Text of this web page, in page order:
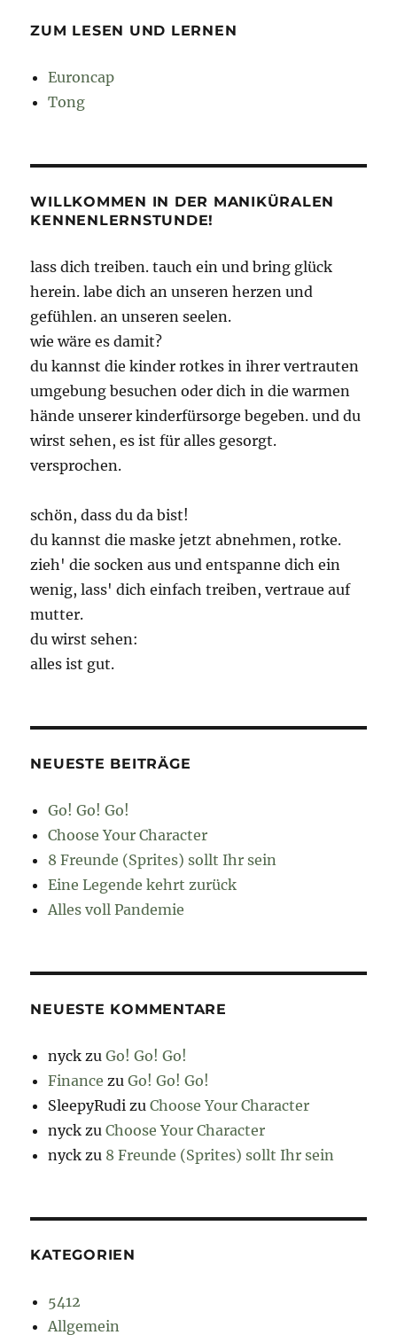
ZUM LESEN UND LERNEN
Euroncap
Tong
WILLKOMMEN IN DER MANIKÜRALEN
KENNENLERNSTUNDE!
lass dich treiben. tauch ein und bring glück
herein. labe dich an unseren herzen und
gefühlen. an unseren seelen.
wie wäre es damit?
du kannst die kinder rotkes in ihrer vertrauten
umgebung besuchen oder dich in die warmen
hände unserer kinderfürsorge begeben. und du
wirst sehen, es ist für alles gesorgt.
versprochen.
schön, dass du da bist!
du kannst die maske jetzt abnehmen, rotke.
zieh' die socken aus und entspanne dich ein
wenig, lass' dich einfach treiben, vertraue auf
mutter.
du wirst sehen:
alles ist gut.
NEUESTE BEITRÄGE
Go! Go! Go!
Choose Your Character
8 Freunde (Sprites) sollt Ihr sein
Eine Legende kehrt zurück
Alles voll Pandemie
NEUESTE KOMMENTARE
nyck zuGo! Go! Go!
Finance zuGo! Go! Go!
SleepyRudi zuChoose Your Character
nyck zuChoose Your Character
nyck zu 8 Freunde (Sprites) sollt Ihr sein
KATEGORIEN
5412
Allgemein